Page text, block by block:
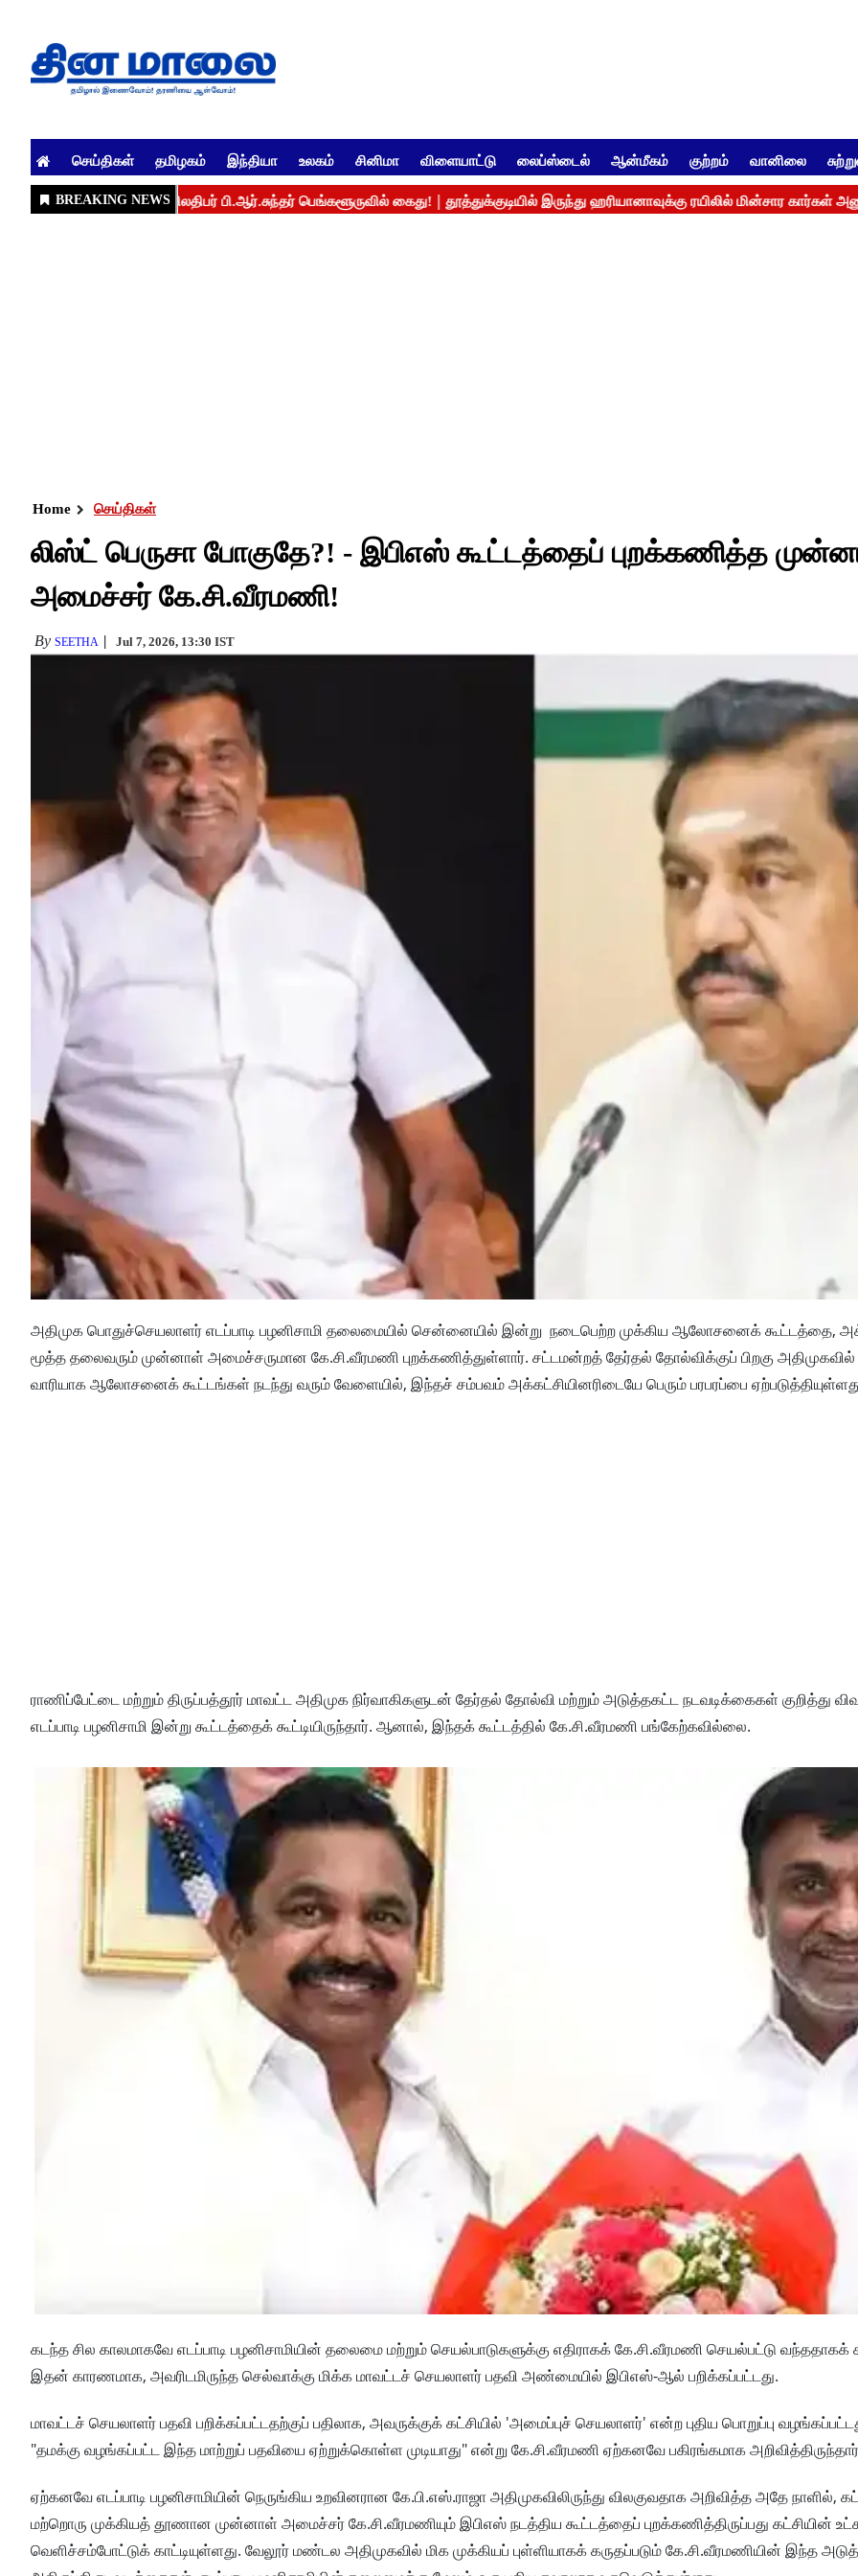
செய்திகள் தமிழகம் இந்தியா உலகம் சினிமா விளையாட்டு லைப்ஸ்டைல் ஆன்மீகம் குற்றம் வானிலை
Home செய்திகள்
லிஸ்ட் பெருசா போகுதே?! - இபிஎஸ் கூட்டத்தைப் புறக்கணித்த
அமைச்சர் கே.சி.வீரமணி!
By SEETHA Jul 7, 2026, 13:30 IST
அதிமுக பொதுச்செயலாளர் எடப்பாடி பழனிசாமி தலைமையில் சென்னையில் இன்று நடைபெற்ற முக்கிய ஆலோசனைக் கூட்டத்தை,
மூத்த தலைவரும் முன்னாள் அமைச்சருமான கே.சி.வீரமணி புறக்கணித்துள்ளார். சட்டமன்றத் தேர்தல் தோல்விக்குப் பிறகு
வாரியாக ஆலோசனைக் கூட்டங்கள் நடந்து வரும் வேளையில், இந்தச் சம்பவம் அக்கட்சியினரிடையே பெரும் பரபரப்பை
ராணிப்பேட்டை மற்றும் திருப்பத்தூர் மாவட்ட அதிமுக நிர்வாகிகளுடன் தேர்தல் தோல்வி மற்றும் அடுத்தகட்ட நடவடிக்கைகள் குறித்து
எடப்பாடி பழனிசாமி இன்று கூட்டத்தைக் கூட்டியிருந்தார். ஆனால், இந்தக் கூட்டத்தில் கே.சி.வீரமணி பங்கேற்கவில்லை.
கடந்த சில காலமாகவே எடப்பாடி பழனிசாமியின் தலைமை மற்றும் செயல்பாடுகளுக்கு எதிராகக் கே.சி.வீரமணி செயல்பட்டு வந்ததாகக்
இதன் காரணமாக, அவரிடமிருந்த செல்வாக்கு மிக்க மாவட்டச் செயலாளர் பதவி அண்மையில் இபிஎஸ்-ஆல் பறிக்கப்பட்டது.
மாவட்டச் செயலாளர் பதவி பறிக்கப்பட்டதற்குப் பதிலாக, அவருக்குக் கட்சியில் 'அமைப்புச் செயலாளர்' என்ற புதிய பொறுப்பு
"தமக்கு வழங்கப்பட்ட இந்த மாற்றுப் பதவியை ஏற்றுக்கொள்ள முடியாது" என்று கே.சி.வீரமணி ஏற்கனவே பகிரங்கமாக
ஏற்கனவே எடப்பாடி பழனிசாமியின் நெருங்கிய உறவினரான கே.பி.எஸ்.ராஜா அதிமுகவிலிருந்து விலகுவதாக அறிவித்த அதே நாளில்,
மற்றொரு முக்கியத் தூணான முன்னாள் அமைச்சர் கே.சி.வீரமணியும் இபிஎஸ் நடத்திய கூட்டத்தைப் புறக்கணித்திருப்பது கட்சியின்
வெளிச்சம்போட்டுக் காட்டியுள்ளது. வேலூர் மண்டல அதிமுகவில் மிக முக்கியப் புள்ளியாகக் கருதப்படும் கே.சி.வீரமணியின் இந்த